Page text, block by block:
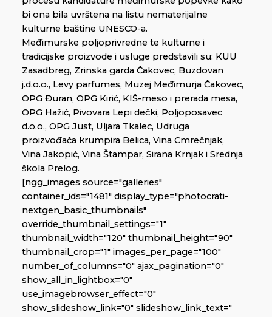
bi ona bila uvrštena na listu nematerijalne
kulturne baštine UNESCO-a.
Međimurske poljoprivredne te kulturne i
tradicijske proizvode i usluge predstavili su: KUU
Zasadbreg, Zrinska garda Čakovec, Buzdovan
j.d.o.o., Levy parfumes, Muzej Međimurja Čakovec,
OPG Đuran, OPG Kirić, KIŠ-meso i prerada mesa,
OPG Hažić, Pivovara Lepi dečki, Poljoposavec
d.o.o., OPG Just, Uljara Tkalec, Udruga
proizvođača krumpira Belica, Vina Cmrečnjak,
Vina Jakopić, Vina Štampar, Sirana Krnjak i Srednja
škola Prelog.
[ngg_images source="galleries"
container_ids="1481" display_type="photocrati-
nextgen_basic_thumbnails"
override_thumbnail_settings="1"
thumbnail_width="120" thumbnail_height="90"
thumbnail_crop="1" images_per_page="100"
number_of_columns="0" ajax_pagination="0"
show_all_in_lightbox="0"
use_imagebrowser_effect="0"
show_slideshow_link="0" slideshow_link_text="